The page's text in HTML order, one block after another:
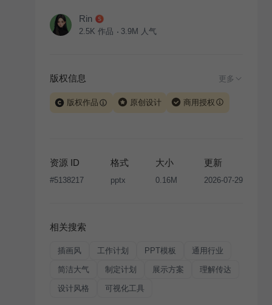
Rin
2.5K 作品 3.9M 人气
版权信息 更多
版权作品 原创设计 商用授权
版权声明
条款，禁止任何形式的转让、出售或出租，未
经投权许可任何人不得擅自转载和分发，否则将接照我
资源 ID
#5138217
格式
pptx
大小
0.16M
更新
2026-07-29
相关搜索
插画风 工作计划 PPT模板 通用行业
简洁大气 制定计划 展示方案 理解传达
设计风格 可视化工具